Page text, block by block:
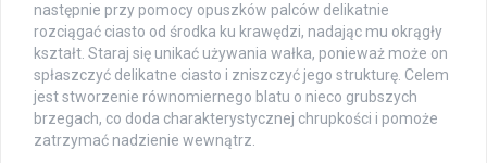
następnie przy pomocy opuszków palców delikatnie
rozciągać ciasto od środka ku krawędzi, nadając mu okrągły
kształt. Staraj się unikać używania wałka, ponieważ może on
spłaszczyć delikatne ciasto i zniszczyć jego strukturę. Celem
jest stworzenie równomiernego blatu o nieco grubszych
brzegach, co doda charakterystycznej chrupkości i pomoże
zatrzymać nadzienie wewnątrz.